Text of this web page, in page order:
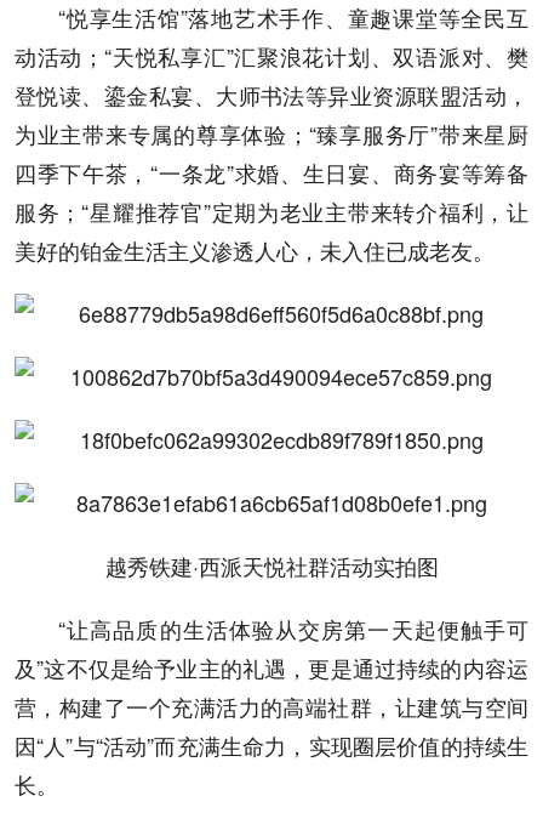
“悦享生活馆”落地艺术手作、童趣课堂等全民互
动活动；“天悦私享汇”汇聚浪花计划、双语派对、樊
登悦读、鎏金私宴、大师书法等异业资源联盟活动，
为业主带来专属的尊享体验；“臻享服务厅”带来星厨
四季下午茶，“一条龙”求婚、生日宴、商务宴等筹备
服务；“星耀推荐官”定期为老业主带来转介福利，让
美好的铂金生活主义渗透人心，未入住已成老友。
越秀铁建·西派天悦社群活动实拍图
“让高品质的生活体验从交房第一天起便触手可
及”这不仅是给予业主的礼遇，更是通过持续的内容运
营，构建了一个充满活力的高端社群，让建筑与空间
因“人”与“活动”而充满生命力，实现圈层价值的持续生
长。